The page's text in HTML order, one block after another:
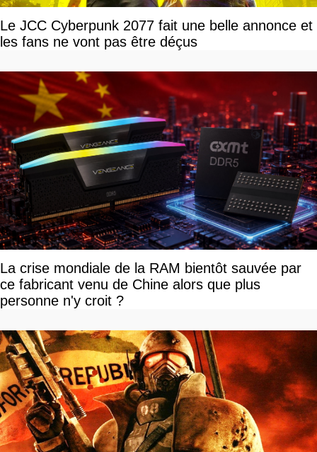
Le JCC Cyberpunk 2077 fait une belle annonce et
les fans ne vont pas être déçus
La crise mondiale de la RAM bientôt sauvée par
ce fabricant venu de Chine alors que plus
personne n'y croit ?